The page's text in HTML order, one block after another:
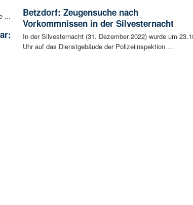
...
Betzdorf: Zeugensuche nach
Vorkommnissen in der Silvesternacht
In der Silvesternacht (31. Dezember 2022) wurde um
Uhr auf das Dienstgebäude der Polizeiinspektion ...